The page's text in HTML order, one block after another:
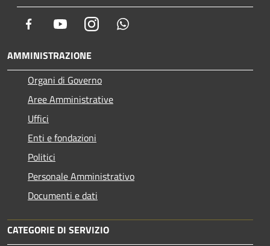
Facebook YoutubeInstagram
AMMINISTRAZIONE
Organi di Governo
Aree Amministrative
Uffici
Enti e fondazioni
Politici
Personale Amministrativo
Documenti e dati
CATEGORIE DI SERVIZIO